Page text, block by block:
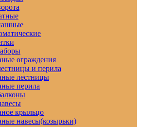
ограждения
и перила
лестницы
перила
крыльцо
навесы(козырьки)